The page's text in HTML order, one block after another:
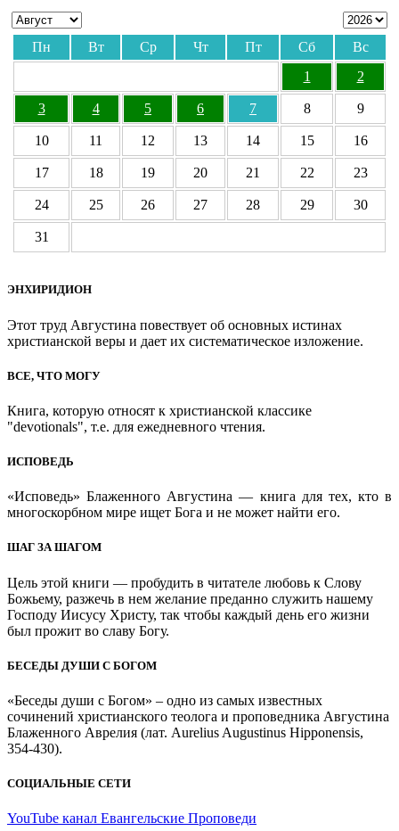
Пн Вт Ср Чт Пт Сб
Вс
1
2
3 4 5 6 7 8 9
10 11 12 13 14 15 16
17 18 19 20 21 22 23
24 25 26 27 28 29 30
31
ЭНХИРИДИОН
Этот труд Августина повествует об основных истинах
христианской веры и дает их систематическое изложение.
ВСЕ, ЧТО МОГУ
Книга, которую относят к христианской классике
"devotionals", т.е. для ежедневного чтения.
ИСПОВЕДЬ
«Исповедь» Блаженного Августина — книга для тех, кто в
многоскорбном мире ищет Бога и не может найти его.
ШАГ ЗА ШАГОМ
Цель этой книги — пробудить в читателе любовь к Слову
Божьему, разжечь в нем желание преданно служить нашему
Господу Иисусу Христу, так чтобы каждый день его жизни
был прожит во славу Богу.
БЕСЕДЫ ДУШИ С БОГОМ
«Беседы души с Богом» – одно из самых известных
сочинений христианского теолога и проповедника Августина
Блаженного Аврелия (лат. Aurelius Augustinus Hipponensis,
354-430).
СОЦИАЛЬНЫЕ СЕТИ
YouTube канал Евангельские Проповеди